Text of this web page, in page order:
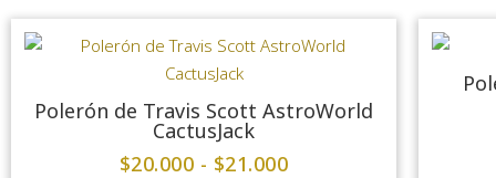
Polerón de Travis Scott AstroWorld
CactusJack
$20.000 - $21.000